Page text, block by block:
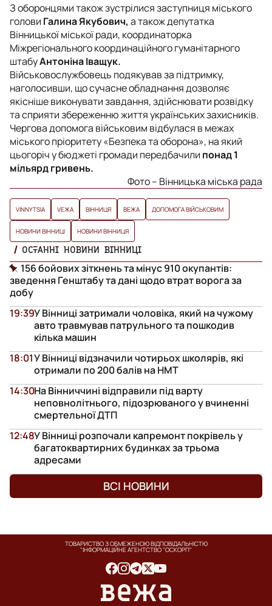
З оборонцями також зустрілися заступниця міського
голови Галина Якубович, а також депутатка
Вінницької міської ради, координаторка
Міжрегіонального координаційного гуманітарного
штабуАнтоніна Іващук.
Військовослужбовець подякував за підтримку,
наголосивши, що сучасне обладнання дозволяє
якісніше виконувати завдання, здійснювати розвідку
та сприяти збереженню життя українських захисників.
Чергова допомога військовим відбулася в межах
міського пріоритету «Безпека та оборона», на який
цьогоріч у бюджеті громади передбачили понад 1
мільярд гривень.
Фото – Вінницька міська рада
VINNYTSIA VЕЖА ВІННИЦЯ ВЕЖА ДОПОМОГА ВІЙСЬКОВИМ
НОВИНИ ВІННИЦІ НОВИНИ ВІННИЦЯ
ОСТАННІ НОВИНИ ВІННИЦІ
156 бойових зіткнень та мінус 910 окупантів:
зведення Генштабу та дані щодо втрат ворога за
добу
У Вінниці затримали чоловіка, який на чужому
авто травмував патрульного та пошкодив
кілька машин
19:39
У Вінниці відзначили чотирьох школярів, які
отримали по 200 балів на НМТ
18:01
На Вінниччині відправили під варту
неповнолітнього, підозрюваного у вчиненні
смертельної ДТП
14:30
У Вінниці розпочали капремонт покрівель у
багатоквартирних будинках за трьома
адресами
12:48
ВСІ НОВИНИ
ТОВАРИСТВО З ОБМЕЖЕНОЮ ВІДПОВІДАЛЬНІСТЮ
"ІНФОРМАЦІЙНЕ АГЕНТСТВО "ОСКОРП"